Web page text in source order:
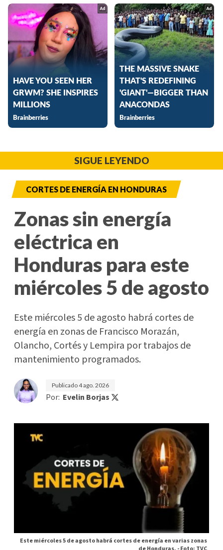
SIGUE LEYENDO
CORTES DE ENERGÍA EN HONDURAS
Zonas sin energía
eléctrica en
Honduras para este
miércoles 5 de agosto
Este miércoles 5 de agosto habrá cortes de
energía en zonas de Francisco Morazán,
Olancho, Cortés y Lempira por trabajos de
mantenimiento programados.
Publicado4 ago. 2026
Por: Evelin Borjas
Este miércoles 5 de agosto habrá cortes de energía en varias zonas